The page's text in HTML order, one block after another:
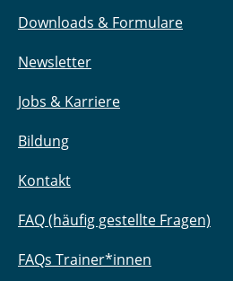
Downloads & Formulare
Newsletter
Jobs & Karriere
Bildung
Kontakt
FAQ (häufig gestellte Fragen)
FAQs Trainer*innen